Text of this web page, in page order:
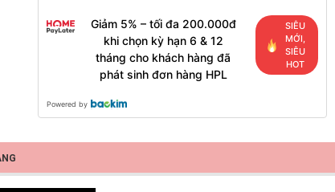
Giảm 5% – tối đa 200.000đ
khi chọn kỳ hạn 6 & 12
tháng cho khách hàng đã
phát sinh đơn hàng HPL
SIÊU
MỚI,
SIÊU
HOT
Powered by